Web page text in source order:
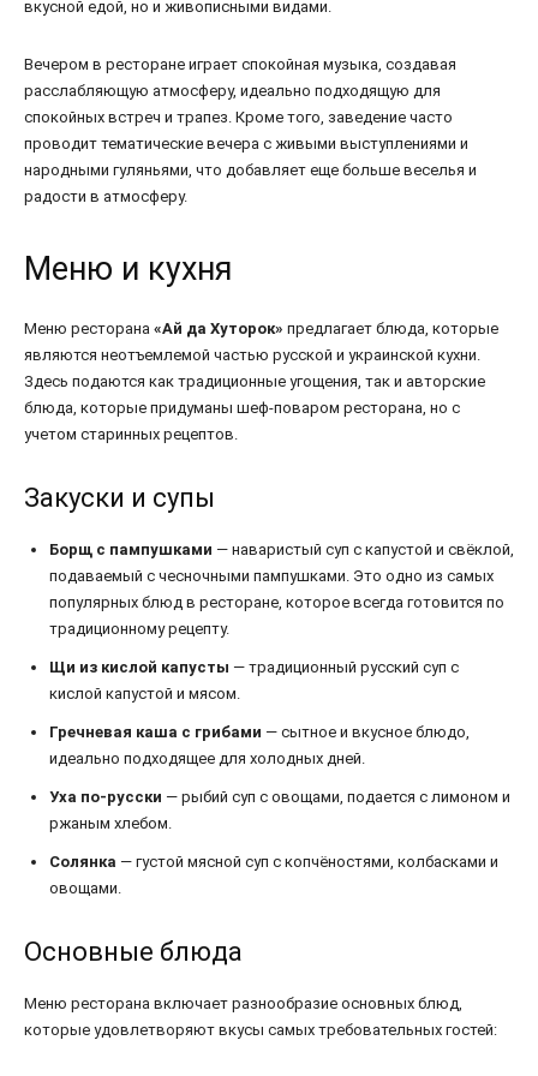
вкусной едой, но и живописными видами.
Вечером в ресторане играет спокойная музыка, создавая
расслабляющую атмосферу, идеально подходящую для
спокойных встреч и трапез. Кроме того, заведение часто
проводит тематические вечера с живыми выступлениями и
народными гуляньями, что добавляет еще больше веселья и
радости в атмосферу.
Меню и кухня
Меню ресторана «Ай да Хуторок» предлагает блюда, которые
являются неотъемлемой частью русской и украинской кухни.
Здесь подаются как традиционные угощения, так и авторские
блюда, которые придуманы шеф-поваром ресторана, но с
учетом старинных рецептов.
Закуски и супы
Борщ с пампушками — наваристый суп с капустой и свёклой,
подаваемый с чесночными пампушками. Это одно из самых
популярных блюд в ресторане, которое всегда готовится по
традиционному рецепту.
Щи из кислой капусты — традиционный русский суп с
кислой капустой и мясом.
Гречневая каша с грибами — сытное и вкусное блюдо,
идеально подходящее для холодных дней.
Уха по-русски — рыбий суп с овощами, подается с лимоном и
ржаным хлебом.
Солянка — густой мясной суп с копчёностями, колбасками и
овощами.
Основные блюда
Меню ресторана включает разнообразие основных блюд,
которые удовлетворяют вкусы самых требовательных гостей: